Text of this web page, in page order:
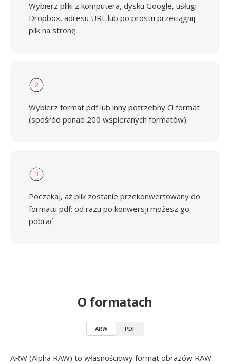
Wybierz pliki z komputera, dysku Google, usługi
Dropbox, adresu URL lub po prostu przeciągnij
plik na stronę.
2
Wybierz format pdf lub inny potrzebny Ci format
(spośród ponad 200 wspieranych formatów).
3
Poczekaj, aż plik zostanie przekonwertowany do
formatu pdf; od razu po konwersji możesz go
pobrać.
O formatach
ARW PDF
ARW (Alpha RAW) to własnościowy format obrazów RAW